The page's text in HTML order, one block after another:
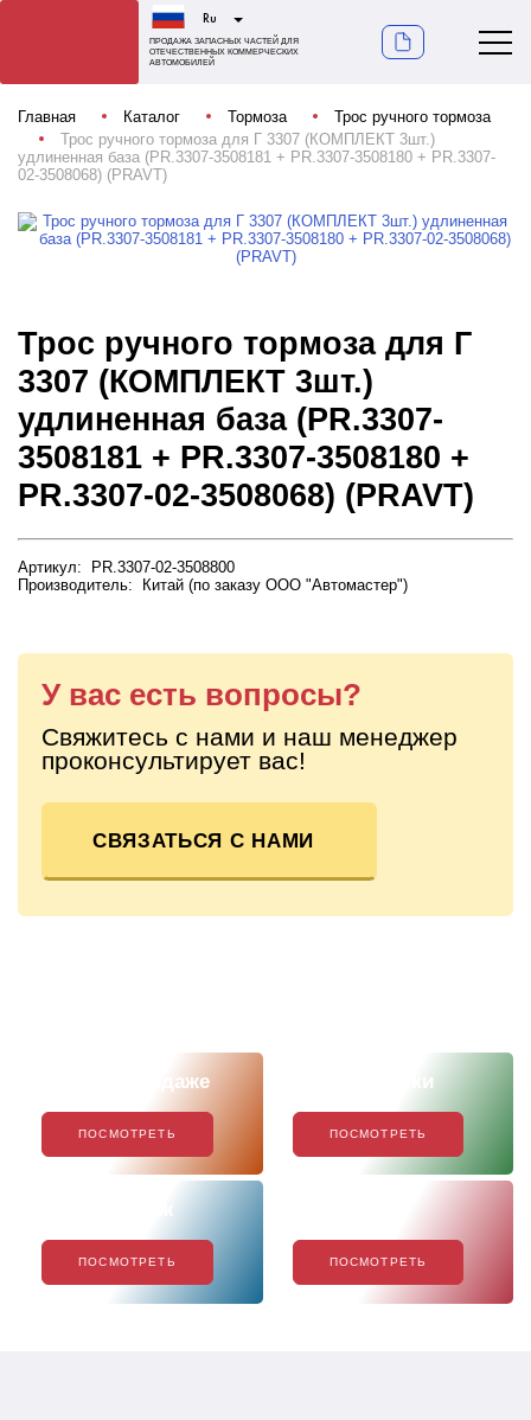
Ru
ПРОДАЖА ЗАПАСНЫХ ЧАСТЕЙ ДЛЯ
ОТЕЧЕСТВЕННЫХ КОММЕРЧЕСКИХ
АВТОМОБИЛЕЙ
Главная Каталог Тормоза
Трос ручного тормоза
Трос ручного тормоза для Г 3307 (КОМПЛЕКТ 3шт.)
удлиненная база (PR.3307-3508181 + PR.3307-3508180 + PR.3307-
02-3508068) (PRAVT)
Трос ручного тормоза для Г
3307 (КОМПЛЕКТ 3шт.)
удлиненная база (PR.3307-
3508181 + PR.3307-3508180 +
PR.3307-02-3508068) (PRAVT)
Артикул: PR.3307-02-3508800
Производитель: Китай (по заказу ООО "Автомастер")
У вас есть вопросы?
Свяжитесь с нами и наш менеджер
проконсультирует вас!
СВЯЗАТЬСЯ С НАМИ
Скоро в продаже
ПОСМОТРЕТЬ
Наши новинки
ПОСМОТРЕТЬ
ПОСМОТРЕТЬ ПОСМОТРЕТЬ